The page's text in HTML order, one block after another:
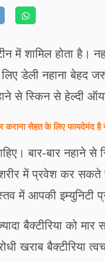
में शामिल होता है।
डेली नहाना बेहद
से स्किन से हेल्दी
सेहत के लिए फायदेमंद है या
बार-बार
में प्रवेश कर सकते
में आपकी इम्युनिटी
बैक्टीरिया को
खराब